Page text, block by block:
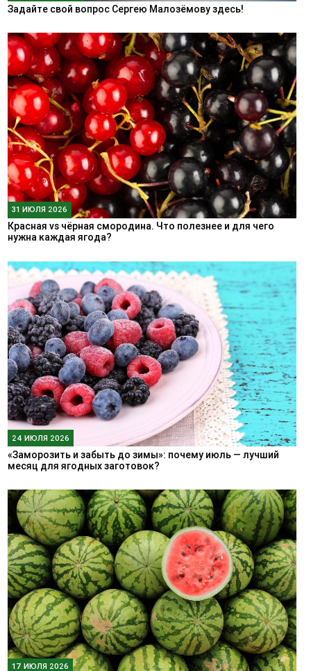
Задайте свой вопрос Сергею Малозёмову здесь!
31 ИЮЛЯ 2026
Красная vs чёрная смородина. Что полезнее и для чего
нужна каждая ягода?
24 ИЮЛЯ 2026
«Заморозить и забыть до зимы»: почему июль — лучший
месяц для ягодных заготовок?
17 ИЮЛЯ 2026